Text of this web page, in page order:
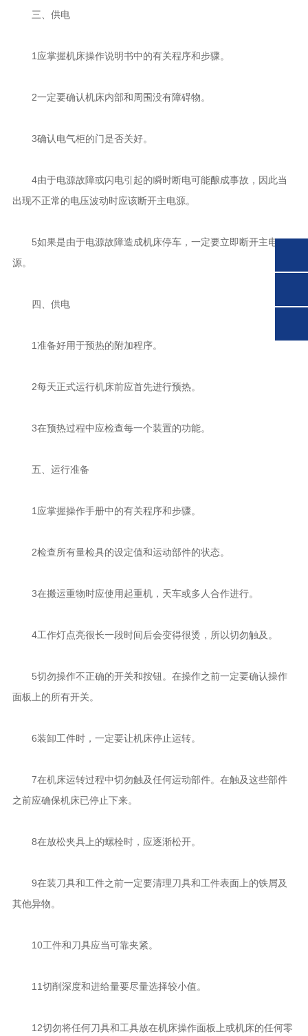
三、供电
1应掌握机床操作说明书中的有关程序和步骤。
2一定要确认机床内部和周围没有障碍物。
3确认电气柜的门是否关好。
4由于电源故障或闪电引起的瞬时断电可能酿成事故，因此当
出现不正常的电压波动时应该断开主电源。
5如果是由于电源故障造成机床停车，一定要立即断开主电
源。
四、供电
1准备好用于预热的附加程序。
2每天正式运行机床前应首先进行预热。
3在预热过程中应检查每一个装置的功能。
五、运行准备
1应掌握操作手册中的有关程序和步骤。
2检查所有量检具的设定值和运动部件的状态。
3在搬运重物时应使用起重机，天车或多人合作进行。
4工作灯点亮很长一段时间后会变得很烫，所以切勿触及。
5切勿操作不正确的开关和按钮。在操作之前一定要确认操作
面板上的所有开关。
6装卸工件时，一定要让机床停止运转。
7在机床运转过程中切勿触及任何运动部件。在触及这些部件
之前应确保机床已停止下来。
8在放松夹具上的螺栓时，应逐渐松开。
9在装刀具和工件之前一定要清理刀具和工件表面上的铁屑及
其他异物。
10工件和刀具应当可靠夹紧。
11切削深度和进给量要尽量选择较小值。
12切勿将任何刀具和工具放在机床操作面板上或机床的任何零